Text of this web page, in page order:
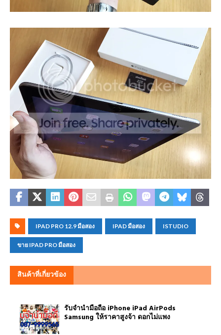
IPAD PRO 12.9 มือสอง IPAD มือสอง ISTUDIO
ขาย IPAD PRO มือสอง
สินค้าที่เกี่ยวข้อง
รับจำนำมือถือ iPhone iPad AirPods
Samsung ให้ราคาสูงจ้า ดอกไม่แพง